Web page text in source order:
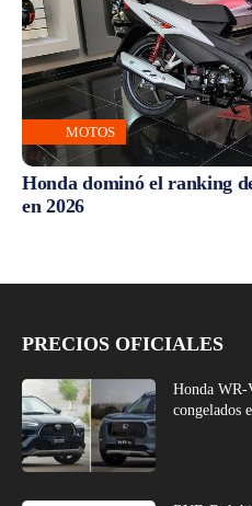
MOTOS
Honda dominó el ranking
en 2026
PRECIOS OFICIALES
Honda WR-
congelados